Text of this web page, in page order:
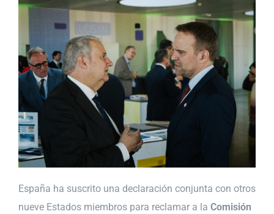
España ha suscrito una declaración conjunta con otros
nueve Estados miembros para reclamar a la Comisión